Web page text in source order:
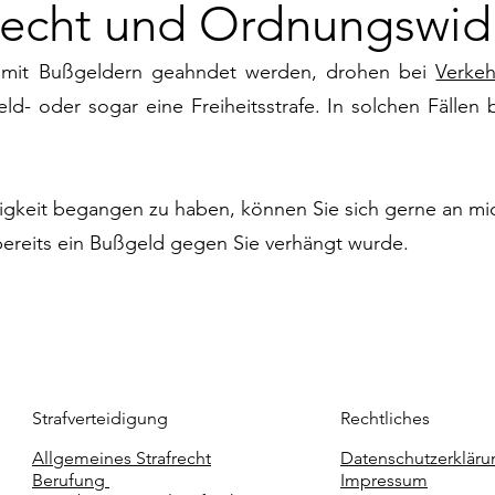
und
Bußgeldern geahndet werden, drohen bei
oder sogar eine Freiheitsstrafe. In solchen Fällen
begangen zu haben, können Sie sich gerne an
ein Bußgeld gegen Sie verhängt wurde.
Strafverteidigung
Allgemeines Strafrecht
Berufung
Rechtliches
Impressum